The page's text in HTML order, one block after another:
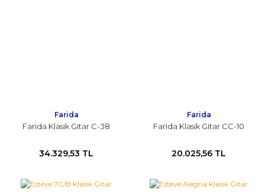
Farida
Farida Klasik Gitar C-38
34.329,53 TL
Farida
Farida Klasik Gitar CC-10
20.025,56 TL